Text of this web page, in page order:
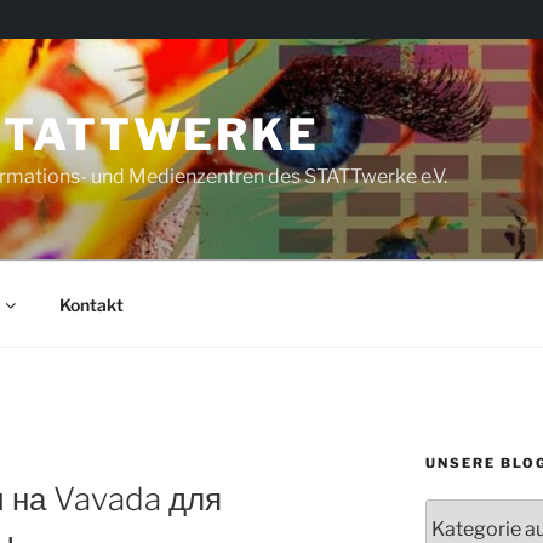
und Medienzentren des STATTwerke e.V.
Kontakt
на Vavada для
UNSERE
Blogs